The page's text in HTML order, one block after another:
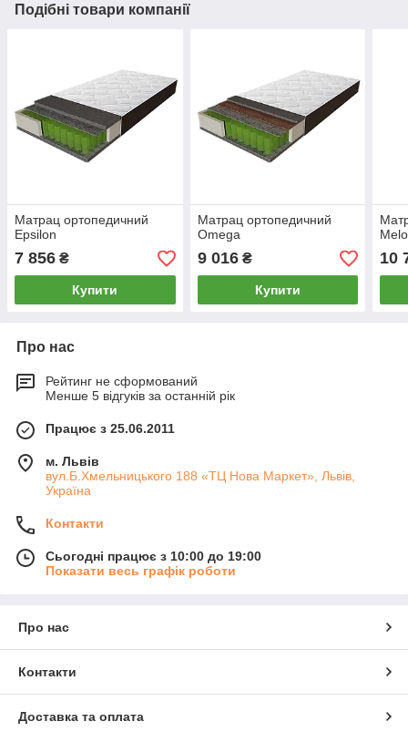
Подібні товари компанії
Матрац ортопедичний
Epsilon
7 856 ₴
Купити
Матрац ортопедичний
Omega
9 016₴
Купити
10
Про нас
Рейтинг не сформований
Менше 5 відгуків за останній рік
Працює з 25.06.2011
м. Львів
вул.Б.Хмельницького 188 «ТЦ Нова Маркет», Львів,
Україна
Контакти
Сьогодні працює з 10:00 до 19:00
Показати весь графік роботи
Про нас
Контакти
Доставка та оплата